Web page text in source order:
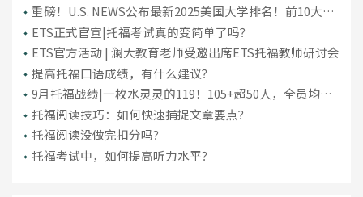
重磅！U.S. NEWS公布最新2025美国大学排名！前10大洗
牌，纽大重回TOP30！
ETS正式官宣|托福考试真的变简单了吗？
ETS官方活动 | 澜大教育老师受邀出席ETS托福教师研讨会
提高托福口语成绩，有什么建议？
9月托福战绩|一枚水灵灵的119！105+超50人，全员均分
破百！
托福阅读技巧：如何快速捕捉文章要点？
托福阅读没做完扣分吗？
托福考试中，如何提高听力水平？